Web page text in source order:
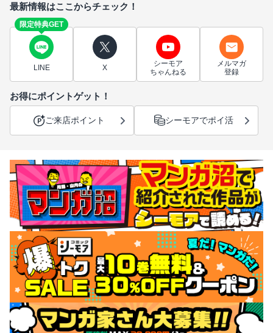
最新情報はここからチェック！
限定特典GET
LINE X
シーモア
ちゃんねる
メルマガ
登録
お得にポイントゲット！
ご来店ポイント シーモアでポイ活